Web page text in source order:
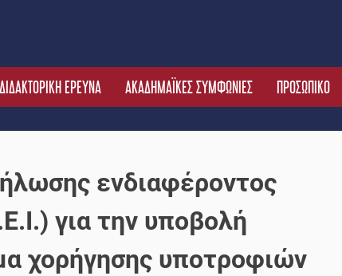
ΔΙΔΑΚΤΟΡΙΚΗ ΕΡΕΥΝΑ ΑΚΑΔΗΜΑΪΚΕΣ ΣΥΜΦΩΝΙΕΣ ΠΡΟΣΩΠΙΚΟ
ενδιαφέροντος
για την υποβολή
χορήγησης υποτροφιών